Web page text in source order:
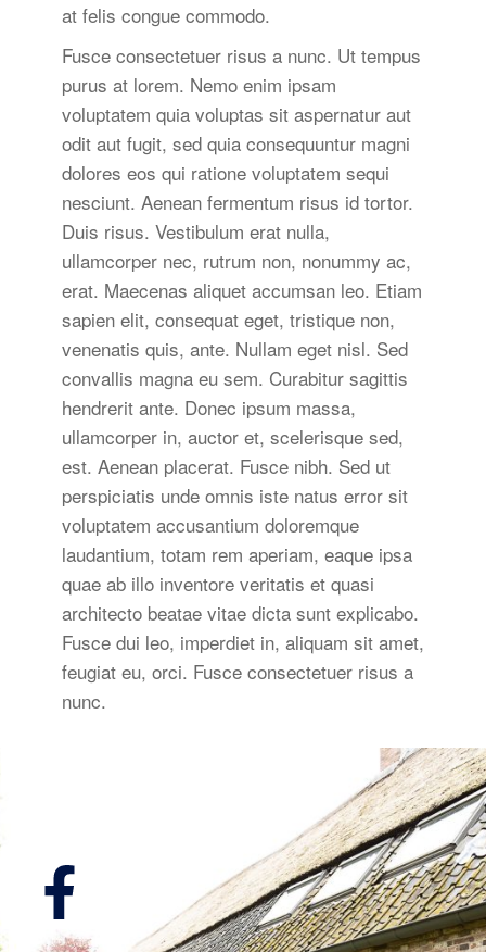
at felis congue commodo.
Fusce consectetuer risus a nunc. Ut tempus
purus at lorem. Nemo enim ipsam
voluptatem quia voluptas sit aspernatur aut
odit aut fugit, sed quia consequuntur magni
dolores eos qui ratione voluptatem sequi
nesciunt. Aenean fermentum risus id tortor.
Duis risus. Vestibulum erat nulla,
ullamcorper nec, rutrum non, nonummy ac,
erat. Maecenas aliquet accumsan leo. Etiam
sapien elit, consequat eget, tristique non,
venenatis quis, ante. Nullam eget nisl. Sed
convallis magna eu sem. Curabitur sagittis
hendrerit ante. Donec ipsum massa,
ullamcorper in, auctor et, scelerisque sed,
est. Aenean placerat. Fusce nibh. Sed ut
perspiciatis unde omnis iste natus error sit
voluptatem accusantium doloremque
laudantium, totam rem aperiam, eaque ipsa
quae ab illo inventore veritatis et quasi
architecto beatae vitae dicta sunt explicabo.
Fusce dui leo, imperdiet in, aliquam sit amet,
feugiat eu, orci. Fusce consectetuer risus a
nunc.